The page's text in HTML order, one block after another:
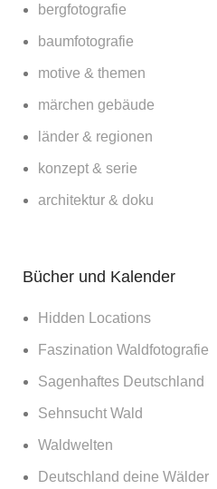
bergfotografie
baumfotografie
motive & themen
märchen gebäude
länder & regionen
konzept & serie
architektur & doku
Bücher und Kalender
Hidden Locations
Faszination Waldfotografie
Sagenhaftes Deutschland
Sehnsucht Wald
Waldwelten
Deutschland deine Wälder